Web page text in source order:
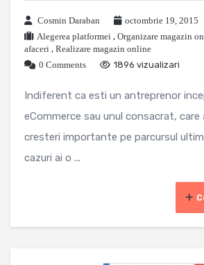
Cosmin Daraban
octombrie 19, 2015
Alegerea platformei , Organizare magazin
afaceri , Realizare magazin online
0 Comments
1896 vizualizari
Indiferent ca esti un antreprenor
eCommerce sau unul consacrat,
cresteri importante pe parcursul
cazuri ai o ...